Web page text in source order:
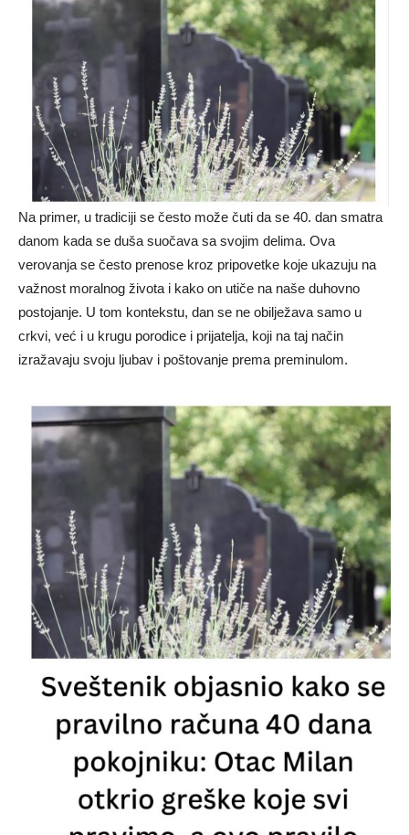
Na primer, u tradiciji se često može čuti da se 40. dan smatra
danom kada se duša suočava sa svojim delima. Ova
verovanja se često prenose kroz pripovetke koje ukazuju na
važnost moralnog života i kako on utiče na naše duhovno
postojanje. U tom kontekstu, dan se ne obilježava samo u
crkvi, već i u krugu porodice i prijatelja, koji na taj način
izražavaju svoju ljubav i poštovanje prema preminulom.